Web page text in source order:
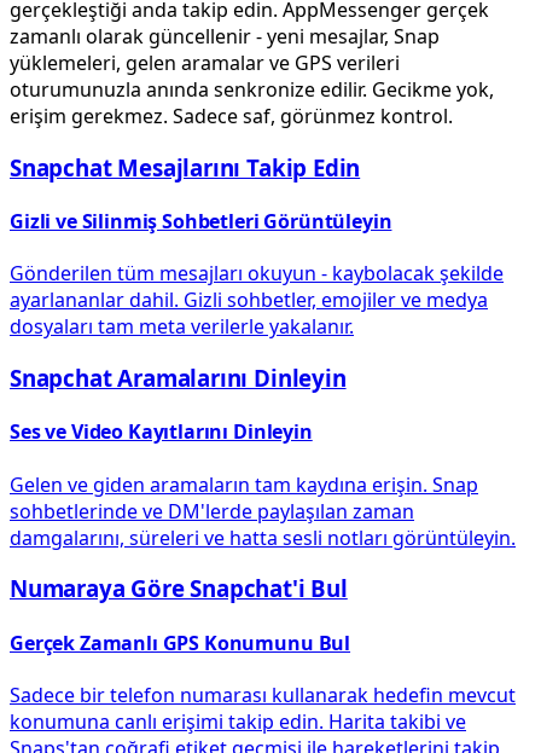
gerçekleştiği anda takip edin. AppMessenger gerçek
zamanlı olarak güncellenir - yeni mesajlar, Snap
yüklemeleri, gelen aramalar ve GPS verileri
oturumunuzla anında senkronize edilir. Gecikme yok,
erişim gerekmez. Sadece saf, görünmez kontrol.
Snapchat Mesajlarını Takip Edin
Gizli ve Silinmiş Sohbetleri Görüntüleyin
Gönderilen tüm mesajları okuyun - kaybolacak şekilde
ayarlananlar dahil. Gizli sohbetler, emojiler ve medya
dosyaları tam meta verilerle yakalanır.
Snapchat Aramalarını Dinleyin
Ses ve Video Kayıtlarını Dinleyin
Gelen ve giden aramaların tam kaydına erişin. Snap
sohbetlerinde ve DM'lerde paylaşılan zaman
damgalarını, süreleri ve hatta sesli notları görüntüleyin.
Numaraya Göre Snapchat'i Bul
Gerçek Zamanlı GPS Konumunu Bul
Sadece bir telefon numarası kullanarak hedefin mevcut
konumuna canlı erişimi takip edin. Harita takibi ve